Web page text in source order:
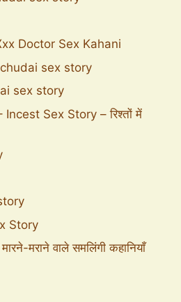
Doctor Sex Kahani
sex story
sex story
Sex Story – रिश्तों में
Story
मराने वाले समलिंगी कहानियाँ